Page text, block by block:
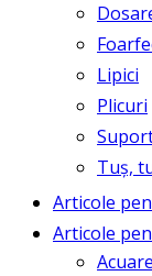
Lipici
Plicuri
Tuș,
Articole
Articole